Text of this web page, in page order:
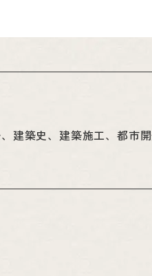
建築史、建築施工、都市